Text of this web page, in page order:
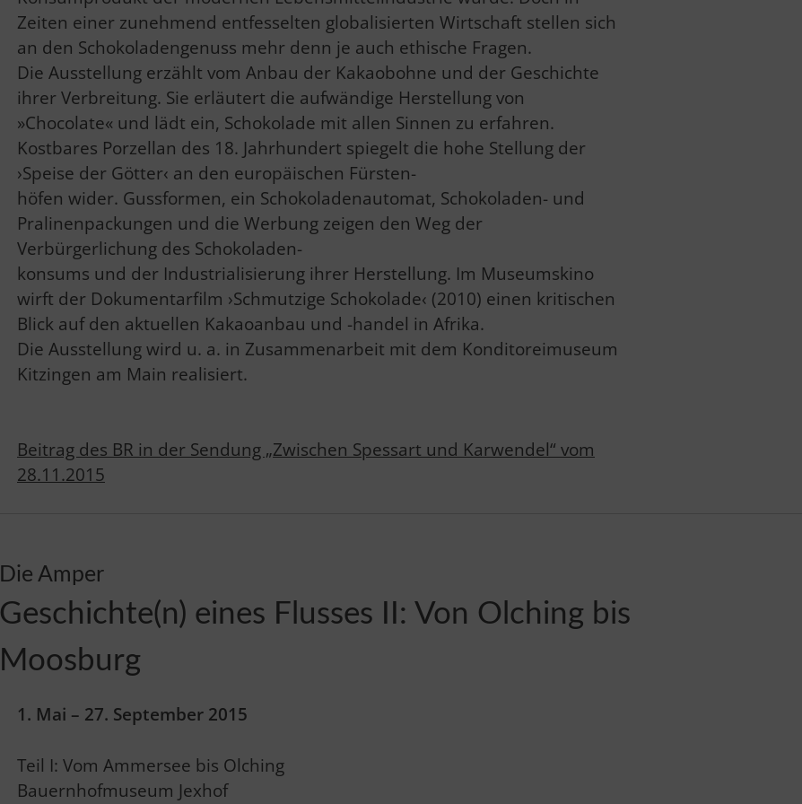
Zeiten einer zunehmend entfesselten globalisierten Wirtschaft stellen sich
an den Schokoladengenuss mehr denn je auch ethische Fragen.
Die Ausstellung erzählt vom Anbau der Kakaobohne und der Geschichte
ihrer Verbreitung. Sie erläutert die aufwändige Herstellung von
»Chocolate« und lädt ein, Schokolade mit allen Sinnen zu erfahren.
Kostbares Porzellan des 18. Jahrhundert spiegelt die hohe Stellung der
›Speise der Götter‹ an den europäischen Fürsten-
höfen wider. Gussformen, ein Schokoladenautomat, Schokoladen- und
Pralinenpackungen und die Werbung zeigen den Weg der
Verbürgerlichung des Schokoladen-
konsums und der Industrialisierung ihrer Herstellung. Im Museumskino
wirft der Dokumentarfilm ›Schmutzige Schokolade‹ (2010) einen kritischen
Blick auf den aktuellen Kakaoanbau und -handel in Afrika.
Die Ausstellung wird u. a. in Zusammenarbeit mit dem Konditoreimuseum
Kitzingen am Main realisiert.
Beitrag des BR in der Sendung „Zwischen Spessart und Karwendel“ vom
28.11.2015
Die Amper
Geschichte(n) eines Flusses II: Von Olching bis
Moosburg
1. Mai – 27. September 2015
Teil I: Vom Ammersee bis Olching
Bauernhofmuseum Jexhof